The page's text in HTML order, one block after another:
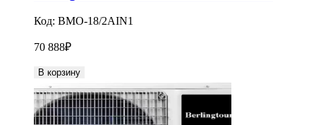
Код: BMO-18/2AIN1
70 888₽
В корзину